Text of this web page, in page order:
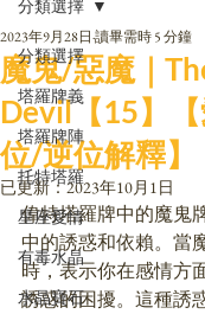
分類選擇
塔羅牌義
塔羅牌陣
托特塔羅
星座愛情
有毒水晶
水晶寶石
分類選擇
魔鬼/惡魔｜
Devil【15】
位/逆位解釋】
2023年9月28日 讀畢需時 5 分鐘
已更新：2023年10月1日
偉特塔羅牌中的魔鬼
中的誘惑和依賴。當
時，表示你在感情方
誘惑的困擾。這種誘